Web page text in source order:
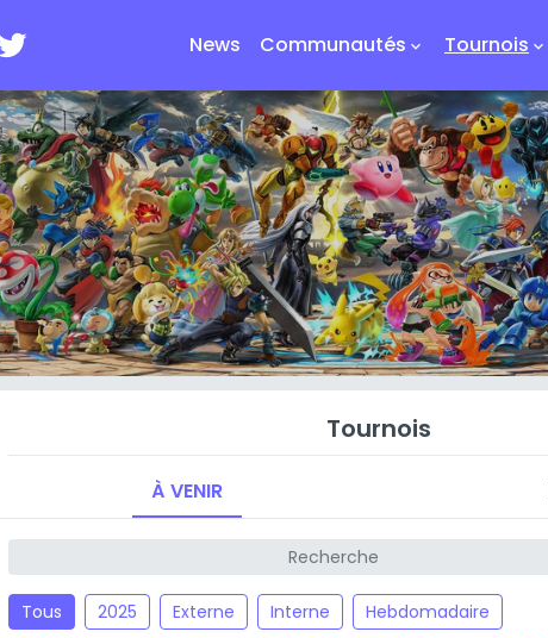
News Communautés keyboard_arrow_down Tournois keyboard_arrow_down
Tournois
À VENIR
Tous 2025 Externe Interne Hebdomadaire